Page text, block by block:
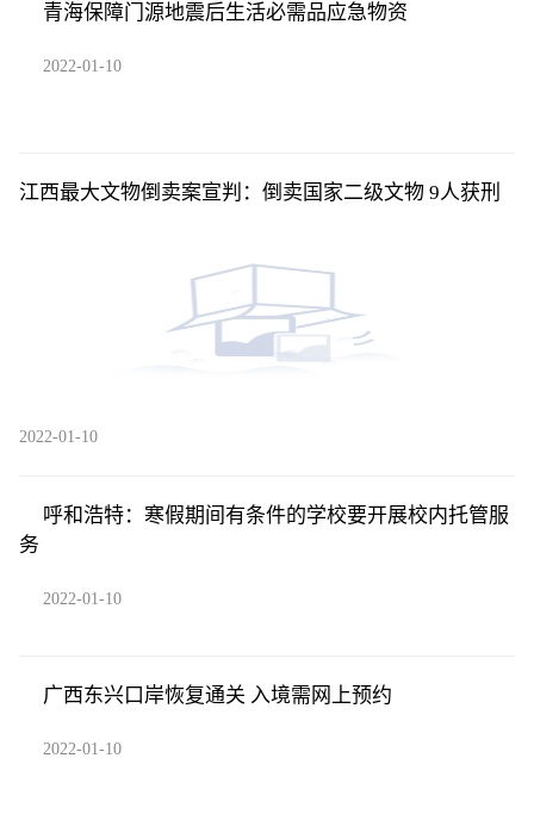
青海保障门源地震后生活必需品应急物资
2022-01-10
江西最大文物倒卖案宣判：倒卖国家二级文物 9人获刑
2022-01-10
呼和浩特：寒假期间有条件的学校要开展校内托管服
务
2022-01-10
广西东兴口岸恢复通关 入境需网上预约
2022-01-10